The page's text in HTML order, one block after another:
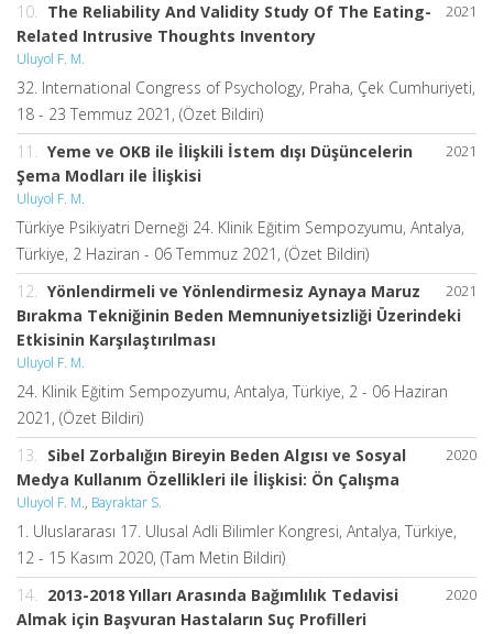
2021
10. The Reliability And Validity Study Of The Eating-
Related Intrusive Thoughts Inventory
Uluyol F. M.
32. International Congress of Psychology, Praha, Çek Cumhuriyeti,
18 - 23 Temmuz 2021, (Özet Bildiri)
2021
11. Yeme ve OKB ile İlişkili İstem dışı Düşüncelerin
Şema Modları ile İlişkisi
Uluyol F. M.
Türkiye Psikiyatri Derneği 24. Klinik Eğitim Sempozyumu, Antalya,
Türkiye, 2 Haziran - 06 Temmuz 2021, (Özet Bildiri)
2021
12. Yönlendirmeli ve Yönlendirmesiz Aynaya Maruz
Bırakma Tekniğinin Beden Memnuniyetsizliği Üzerindeki
Etkisinin Karşılaştırılması
Uluyol F. M.
24. Klinik Eğitim Sempozyumu, Antalya, Türkiye, 2 - 06 Haziran
2021, (Özet Bildiri)
2020
13. Sibel Zorbalığın Bireyin Beden Algısı ve Sosyal
Medya Kullanım Özellikleri ile İlişkisi: Ön Çalışma
Uluyol F. M., Bayraktar S.
1. Uluslararası 17. Ulusal Adli Bilimler Kongresi, Antalya, Türkiye,
12 - 15 Kasım 2020, (Tam Metin Bildiri)
2020
14. 2013-2018 Yılları Arasında Bağımlılık Tedavisi
Almak için Başvuran Hastaların Suç Profilleri